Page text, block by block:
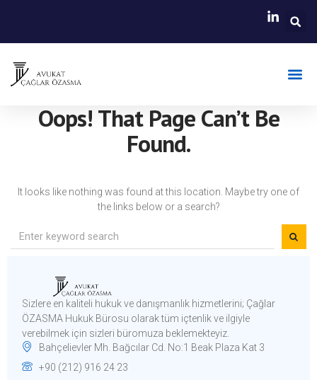
Oops! That Page Can’t Be
Found.
It looks like nothing was found at this location. Maybe try one of
the links below or a search?
Sizlere en kaliteli hukuk ve danışmanlık hizmetlerini; Çağlar
ÖZASMA Hukuk Bürosu olarak tüm içtenlik ve ilgiyle
verebilmek için sizleri büromuza beklemekteyiz.​
Bahçelievler Mh. Bağcılar Cd. No:1 Beak Plaza Kat 3
+90 (212) 916 24 23